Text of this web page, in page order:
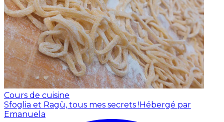
Cours de cuisine
Sfoglia et Ragù, tous mes secrets !Hébergé par
Emanuela